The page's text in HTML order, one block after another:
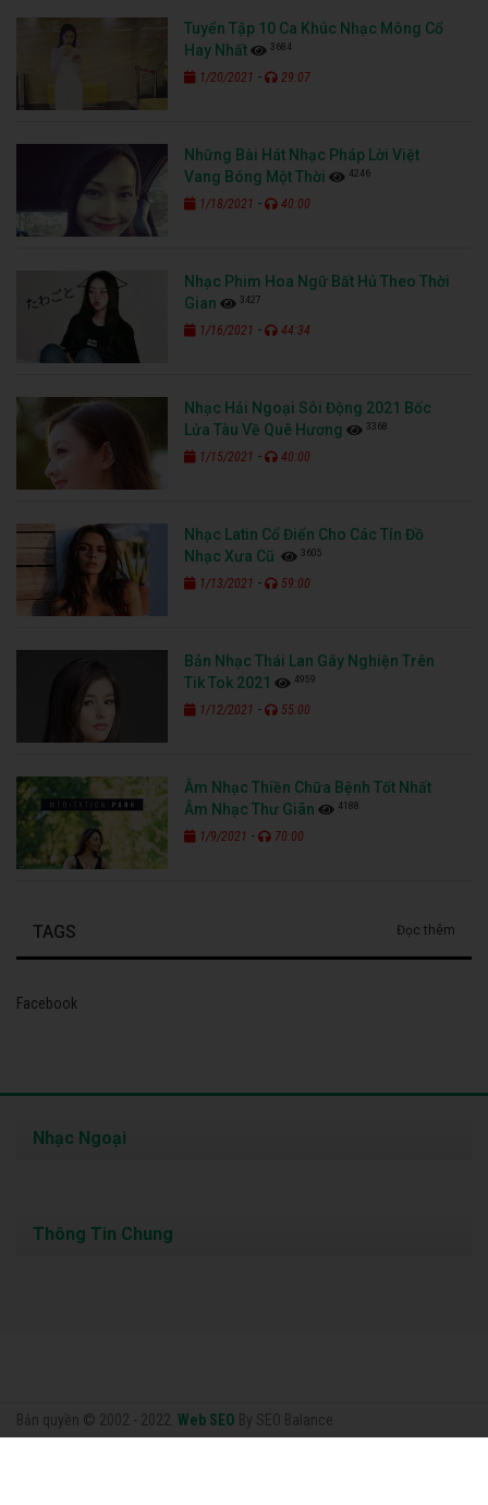
Tuyển Tập 10 Ca Khúc Nhạc Mông Cổ
Hay Nhất
3684
1/20/2021 - 29:07
Những Bài Hát Nhạc Pháp Lời Việt
Vang Bóng Một Thời
4246
1/18/2021 - 40:00
Nhạc Phim Hoa Ngữ Bất Hủ Theo Thời
Gian
3427
1/16/2021 - 44:34
Nhạc Hải Ngoại Sôi Động 2021 Bốc
Lửa Tàu Về Quê Hương
3368
1/15/2021 - 40:00
Nhạc Latin Cổ Điển Cho Các Tín Đồ
Nhạc Xưa Cũ
3605
1/13/2021 - 59:00
Bản Nhạc Thái Lan Gây Nghiện Trên
Tik Tok 2021
4959
1/12/2021 - 55:00
Âm Nhạc Thiền Chữa Bệnh Tốt Nhất
Âm Nhạc Thư Giãn
4188
1/9/2021 - 70:00
TAGS Đọc thêm
Facebook
Bản quyền © 2002 - 2022. Web SEO By SEO Balance
Nhạc Ngoại
Thông Tin Chung